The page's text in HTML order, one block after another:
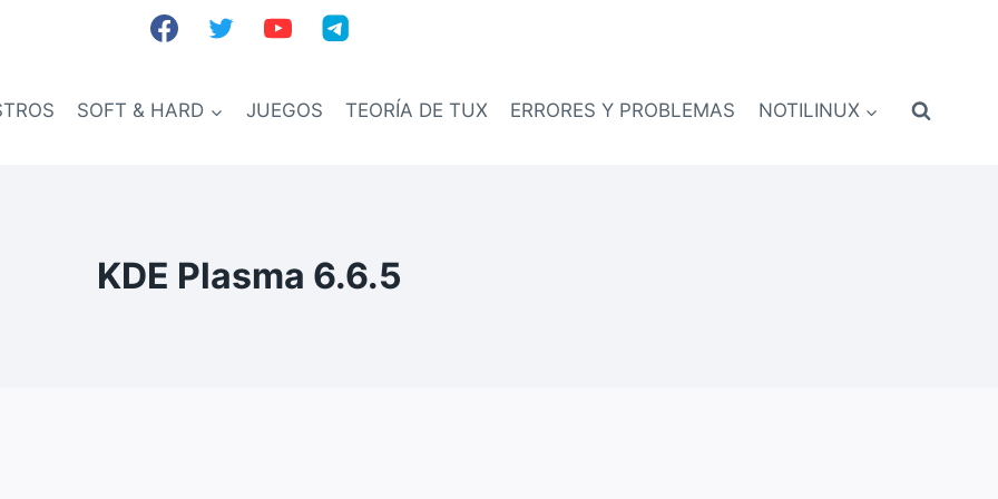
SOFT & HARD JUEGOS TEORÍA DE TUX ERRORES Y PROBLEMAS NOTILINUX
KDE Plasma 6.6.5